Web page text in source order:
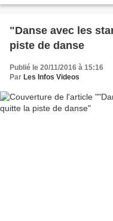
"Danse avec les
piste de danse
Publié le 20/11/2016 à 15:16
Par Les Infos Videos